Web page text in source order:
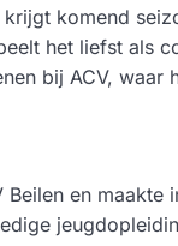
krijgt komend
het liefst als
bij ACV, waar
en